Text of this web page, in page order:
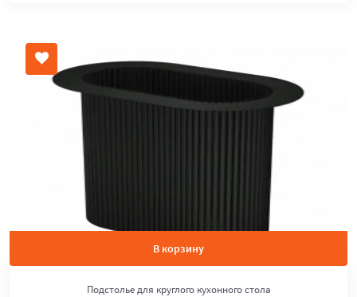
В корзину
Подстолье для круглого кухонного стола